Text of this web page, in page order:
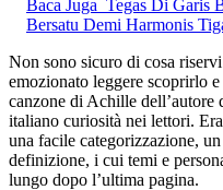
Baca Juga Tegas Di Garis
Bersatu Demi Harmonis
Non sono sicuro di cosa
emozionato leggere scoprirlo
canzone di Achille dell’autore
italiano curiosità nei lettori.
una facile categorizzazione,
definizione, i cui temi e
lungo dopo l’ultima pagina.